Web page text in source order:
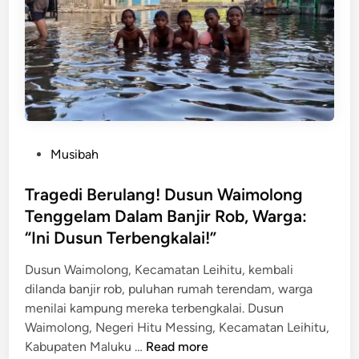
l
k
a
n
i
k
a
p
K
e
d
a
a
n
d
n
K
a
r
a
h
a
s
i
a
K
e
t
a
n
e
m
p
a
L
s
t
e
i
n
Musibah
Tragedi Berulang! Dusun Waimolong
Tenggelam Dalam Banjir Rob, Warga:
“Ini Dusun Terbengkalai!”​
Dusun Waimolong, Kecamatan Leihitu, kembali
dilanda banjir rob, puluhan rumah terendam, warga
menilai kampung mereka terbengkalai. Dusun
Waimolong, Negeri Hitu Messing, Kecamatan Leihitu,
Kabupaten Maluku … T
Read more